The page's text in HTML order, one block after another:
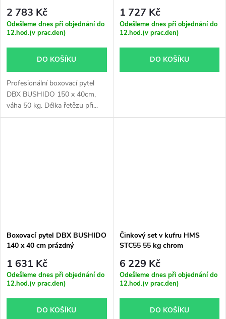
2 783 Kč
Odešleme dnes při objednání do
12.hod.(v prac.den)
DO KOŠÍKU
Profesionální boxovací pytel
DBX BUSHIDO 150 x 40cm,
váha 50 kg. Délka řetězu při...
1 727 Kč
Odešleme dnes při objednání do
12.hod.(v prac.den)
DO KOŠÍKU
Boxovací pytel DBX BUSHIDO
140 x 40 cm prázdný
1 631 Kč
Odešleme dnes při objednání do
12.hod.(v prac.den)
DO KOŠÍKU
Činkový set v kufru HMS
STC55 55 kg chrom
6 229 Kč
Odešleme dnes při objednání do
12.hod.(v prac.den)
DO KOŠÍKU